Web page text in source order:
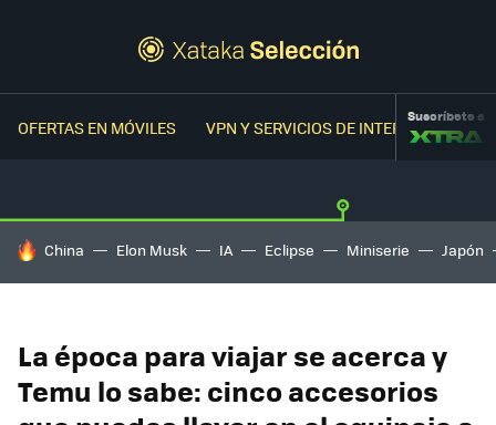
OFERTAS EN MÓVILES VPN Y SERVICIOS DE INTERNETSuscríbete a
HOY SE HABLA DE
China Elon Musk IA Eclipse Miniserie Japón
La época para viajar se acerca y
Temu lo sabe: cinco accesorios